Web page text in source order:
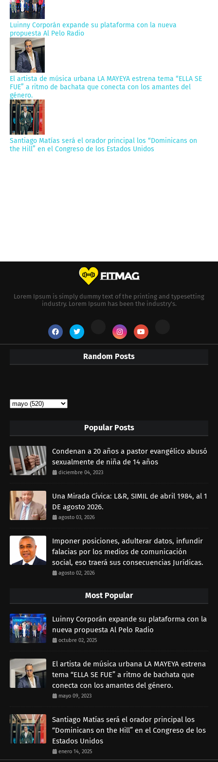
Luinny Corporán expande su plataforma con la nueva
propuesta Al Pelo Radio
El artista de música urbana LA MAYEYA estrena tema “ELLA SE
FUE” a ritmo de bachata que conecta con los amantes del
género.
Santiago Matías será el orador principal los “Dominicans on
the Hill” en el Congreso de los Estados Unidos
Lorem Ipsum is simply dummy text of the printing and typesetting
industry. Lorem Ipsum has been the industry's.
Random Posts
Popular Posts
Condenan a 20 años a pastor evangélico abusó
sexualmente de niña de 14 años
diciembre 04, 2023
Una Mirada Cívica: L&R, SIMIL de abril 1984, al 1
DE agosto 2026.
agosto 03, 2026
Imponer posiciones, adulterar datos, infundir
falacias por los medios de comunicación
social, eso traerá sus consecuencias Jurídicas.
agosto 02, 2026
Most Popular
Luinny Corporán expande su plataforma con la
nueva propuesta Al Pelo Radio
octubre 02, 2025
El artista de música urbana LA MAYEYA estrena
tema “ELLA SE FUE” a ritmo de bachata que
conecta con los amantes del género.
mayo 09, 2023
Santiago Matías será el orador principal los
“Dominicans on the Hill” en el Congreso de los
Estados Unidos
enero 14, 2025